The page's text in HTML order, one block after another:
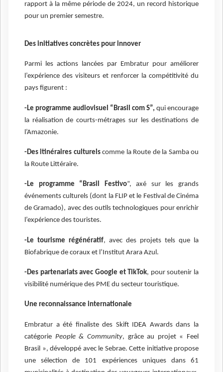
rapport à la même période de 2024, un record historique
pour un premier semestre.
Des initiatives concrètes pour innover
Parmi les actions lancées par Embratur pour améliorer
l’expérience des visiteurs et renforcer la compétitivité du
pays figurent :
-Le programme audiovisuel “Brasil com S”, qui encourage
la réalisation de courts-métrages sur les destinations de
l’Amazonie.
-Des itinéraires culturelscomme la Route de la Samba ou
la Route Littéraire.
-Le programme “Brasil Festivo”, axé sur les grands
événements culturels (dont la FLIP et le Festival de Cinéma
de Gramado), avec des outils technologiques pour enrichir
l’expérience des touristes.
-Le tourisme régénératif, avec des projets tels que la
Biofabrique de coraux et l’Institut Arara Azul.
-Des partenariats avec Google et TikTok, pour soutenir la
visibilité numérique des PME du secteur touristique.
Une reconnaissance internationale
Embratur a été finaliste des Skift IDEA Awards dans la
catégorie People & Community, grâce au projet « Feel
Brasil », développé avec le Sebrae. Cette initiative propose
une sélection de 101 expériences uniques dans 61